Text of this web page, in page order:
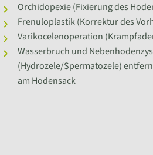
Orchidopexie (Fixierung des
Frenuloplastik (Korrektur des
Varikocelenoperation
Wasserbruch und
(Hydrozele/Spermatozele)
am Hodensack